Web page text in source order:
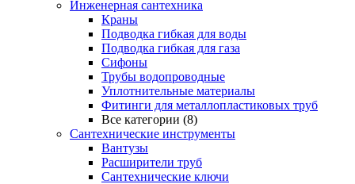
Инженерная сантехника
Краны
Подводка гибкая для воды
Подводка гибкая для газа
Сифоны
Трубы водопроводные
Уплотнительные материалы
Фитинги для металлопластиковых труб
Все категории (8)
Сантехнические инструменты
Вантузы
Расширители труб
Сантехнические ключи